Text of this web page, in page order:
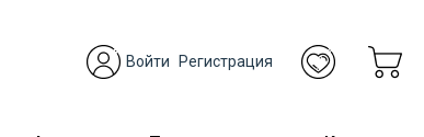
Войти Регистрация